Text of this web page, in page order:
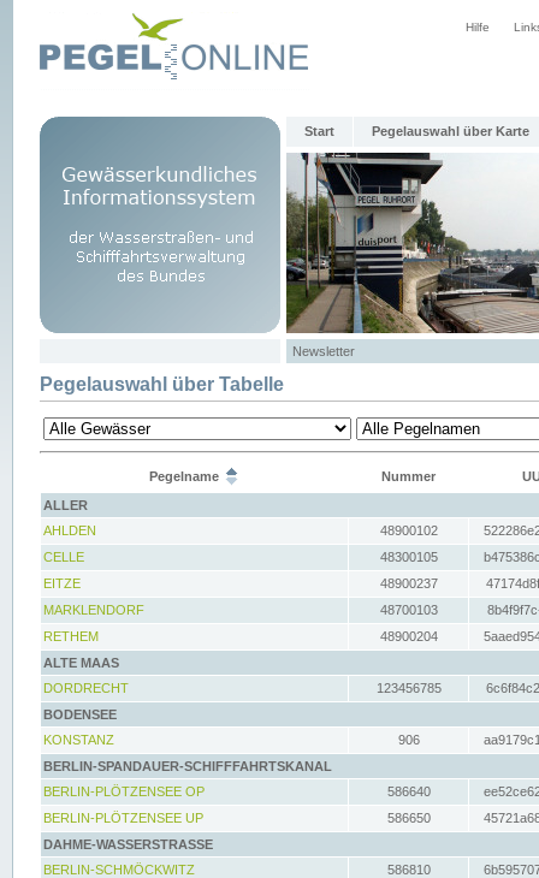
Hilfe
Start Pegelauswahl über Karte
Newsletter
Pegelauswahl über Tabelle
Pegelname Nummer
ALLER
AHLDEN
48900102
CELLE
48300105
EITZE
48900237
MARKLENDORF
48700103
RETHEM
48900204
ALTE MAAS
DORDRECHT
123456785
BODENSEE
KONSTANZ
906
BERLIN-SPANDAUER-SCHIFFFAHRTSKANAL
BERLIN-PLÖTZENSEE OP
586640
BERLIN-PLÖTZENSEE UP
586650
DAHME-WASSERSTRASSE
BERLIN-SCHMÖCKWITZ
586810